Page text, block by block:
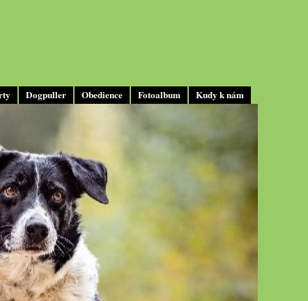
Dogpuller Obedience Fotoalbum Kudy k nám